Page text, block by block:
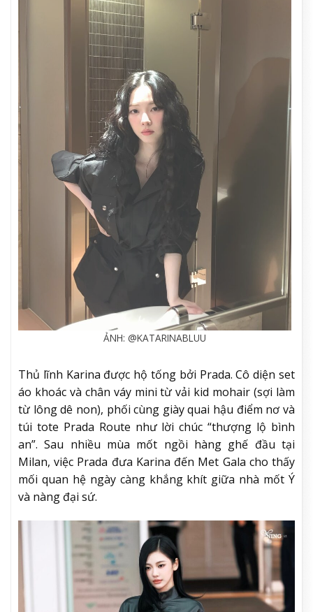
ẢNH: @KATARINABLUU
Thủ lĩnh Karina được hộ tống bởi Prada. Cô diện set
áo khoác và chân váy mini từ vải kid mohair (sợi làm
từ lông dê non), phối cùng giày quai hậu điểm nơ và
túi tote Prada Route như lời chúc “thượng lộ bình
an”. Sau nhiều mùa mốt ngồi hàng ghế đầu tại
Milan, việc Prada đưa Karina đến Met Gala cho thấy
mối quan hệ ngày càng khắng khít giữa nhà mốt Ý
và nàng đại sứ.